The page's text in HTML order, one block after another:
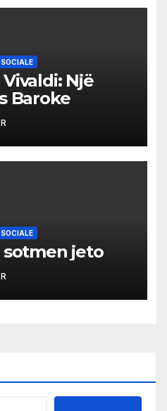
SOCIALE
Një
Baroke
SOCIALE
sotmen jeto